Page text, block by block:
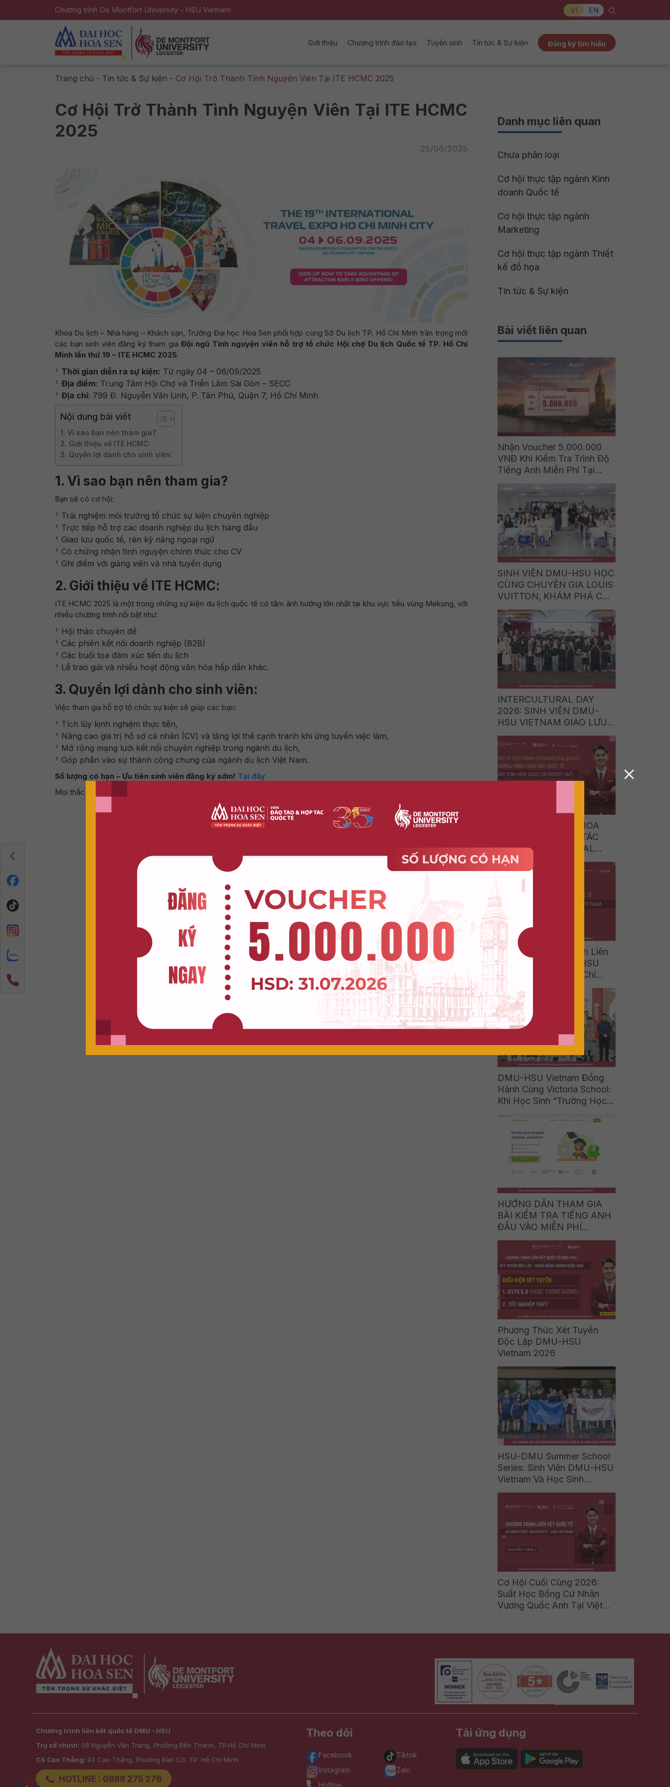
Chương trình De Montfort University - HSU Vietnam VI EN
Giới thiệu Chương trình đào tạo Tuyển sinh Tin tức & Sự kiện Đăng ký tìm hiểu
Trang chủ - Tin tức & Sự kiện - Cơ Hội Trở Thành Tình Nguyện Viên Tại ITE HCMC 2025
Cơ Hội Trở Thành Tình Nguyện Viên Tại ITE HCMC
2025
25/06/2025
Khoa Du lịch – Nhà hàng – Khách sạn, Trường Đại học Hoa Sen phối hợp cùng Sở Du lịch TP. Hồ Chí Minh trân trọng mời
các bạn sinh viên đăng ký tham gia Đội ngũ Tình nguyện viên hỗ trợ tổ chức Hội chợ Du lịch Quốc tế TP. Hồ Chí
Minh lần thứ 19 – ITE HCMC 2025.
Thời gian diễn ra sự kiện: Từ ngày 04 – 06/09/2025
Địa điểm: Trung Tâm Hội Chợ và Triển Lãm Sài Gòn – SECC
Địa chỉ: 799 Đ. Nguyễn Văn Linh, P. Tân Phú, Quận 7, Hồ Chí Minh
Nội dung bài viết
1. Vì sao bạn nên tham gia?
2. Giới thiệu về ITE HCMC:
3. Quyền lợi dành cho sinh viên:
1. Vì sao bạn nên tham gia?
Bạn sẽ có cơ hội:
Trải nghiệm môi trường tổ chức sự kiện chuyên nghiệp
Trực tiếp hỗ trợ các doanh nghiệp du lịch hàng đầu
Giao lưu quốc tế, rèn kỹ năng ngoại ngữ
Có chứng nhận tình nguyện chính thức cho CV
Ghi điểm với giảng viên và nhà tuyển dụng
2. Giới thiệu về ITE HCMC:
ITE HCMC 2025 là một trong những sự kiện du lịch quốc tế có tầm ảnh hưởng lớn nhất tại khu vực tiểu vùng Mekong, với
nhiều chương trình nổi bật như:
Hội thảo chuyên đề
Các phiên kết nối doanh nghiệp (B2B)
Các buổi tọa đàm xúc tiến du lịch
Lễ trao giải và nhiều hoạt động văn hóa hấp dẫn khác.
3. Quyền lợi dành cho sinh viên:
Việc tham gia hỗ trợ tổ chức sự kiện sẽ giúp các bạn:
Tích lũy kinh nghiệm thực tiễn,
Nâng cao giá trị hồ sơ cá nhân (CV) và tăng lợi thế cạnh tranh khi ứng tuyển việc làm,
Mở rộng mạng lưới kết nối chuyên nghiệp trong ngành du lịch,
Góp phần vào sự thành công chung của ngành du lịch Việt Nam.
Số lượng có hạn – Ưu tiên sinh viên đăng ký sớm! Tại đây
Mọi thắc mắc xin liên hệ
Danh mục liên quan
Chưa phân loại
Cơ hội thực tập ngành Kinh
doanh Quốc tế
Cơ hội thực tập ngành
Marketing
Cơ hội thực tập ngành Thiết
kế đồ họa
Tin tức & Sự kiện
Bài viết liên quan
Nhận Voucher 5.000.000
VNĐ Khi Kiểm Tra Trình Độ
Tiếng Anh Miễn Phí Tại
DMU-HSU Vietnam
SINH VIÊN DMU-HSU HỌC
CÙNG CHUYÊN GIA LOUIS
VUITTON, KHÁM PHÁ CƠ
HỘI NGHỀ NGHIỆP TRONG
THẾ GIỚI LUXURY BRAND
INTERCULTURAL DAY
2026: SINH VIÊN DMU-
HSU VIETNAM GIAO LƯU
VĂN HÓA CÙNG SINH
VIÊN ITE COLLEGE WEST
(SINGAPORE)
TRƯỜNG ĐẠI HỌC HOA
SEN TUYỂN CỘNG TÁC
VIÊN INTERNATIONAL
BUDDY CHƯƠNG TRÌNH
GIAO LƯU QUỐC TẾ CÙNG
KỲ)
Học Phí Chương Trình Liên
Kết Quốc Tế DMU-HSU
Vietnam Năm 2026: Chỉ
Bằng 1/5 Chi Phí Du Học
Nhưng Vẫn Nhận Bằng Cử
Nhân Quốc Tế Từ Vương
Quốc Anh
DMU-HSU Vietnam Đồng
Hành Cùng Victoria School:
Khi Học Sinh “Trường Học
Giới Nghề Nghiệp Thực Tế
HƯỚNG DẪN THAM GIA
BÀI KIỂM TRA TIẾNG ANH
ĐẦU VÀO MIỄN PHÍ
(Duolingo English Test –
Practice Free)
Phương Thức Xét Tuyển
Độc Lập DMU-HSU
Vietnam 2026
HSU-DMU Summer School
Series: Sinh Viên DMU-HSU
Vietnam Và Học Sinh
Vinschool, Wellspring Khám
Phá Hệ Sinh Thái Công
Cơ Hội Cuối Cùng 2026:
Suất Học Bổng Cử Nhân
Vương Quốc Anh Tại Việt
Chương trình liên kết quốc tế DMU - HSU
Trụ sở chính: 08 Nguyễn Văn Tráng, Phường Bến Thành, TP.Hồ Chí Minh
CS Cao Thắng: 93 Cao Thắng, Phường Bàn Cờ, TP. Hồ Chí Minh
HOTLINE : 0888 275 276
Theo dõi
Facebook
Tiktok
Instagram
Zalo
Hotline
Tải ứng dụng